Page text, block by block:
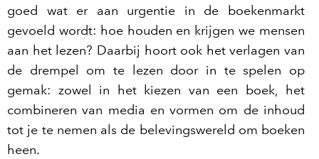
goed wat er aan urgentie in de boekenmarkt
gevoeld wordt: hoe houden en krijgen we mensen
aan het lezen? Daarbij hoort ook het verlagen van
de drempel om te lezen door in te spelen op
gemak: zowel in het kiezen van een boek, het
combineren van media en vormen om de inhoud
tot je te nemen als de belevingswereld om boeken
heen.